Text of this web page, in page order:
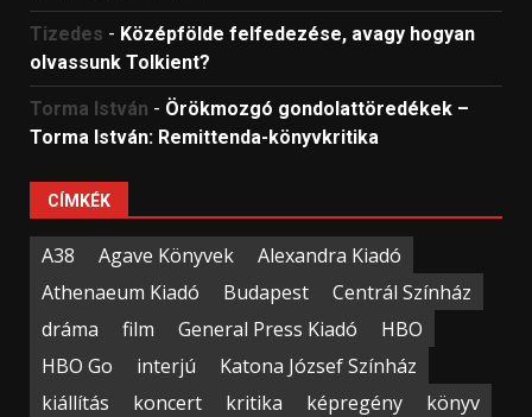
Tizedes - Középfölde felfedezése, avagy hogyan
olvassunk Tolkient?
Torma István - Örökmozgó gondolattöredékek –
Torma István: Remittenda-könyvkritika
CÍMKÉK
A38 Agave Könyvek
Alexandra Kiadó
Athenaeum Kiadó
Budapest
Centrál Színház
dráma
film General Press Kiadó
HBO
HBO Go
interjú
Katona József Színház
kiállítás
koncert kritika képregény
könyv